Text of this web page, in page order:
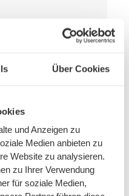
Über Cookies
und Anzeigen zu
Medien anbieten zu
Website zu analysieren.
zu Ihrer Verwendung
für soziale Medien,
online über
Tarifwechsel